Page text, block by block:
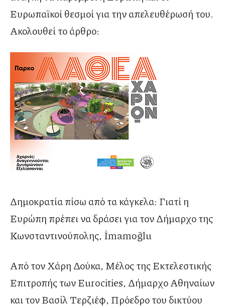
Ευρωπαϊκοί θεσμοί για την απελευθέρωσή του.
Ακολουθεί το άρθρο:
Δημοκρατία πίσω από τα κάγκελα: Γιατί η
Ευρώπη πρέπει να δράσει για τον Δήμαρχο της
Κωνσταντινούπολης, İmamoğlu
Από τον Χάρη Δούκα, Μέλος της Εκτελεστικής
Επιτροπής των Eurocities, Δήμαρχο Αθηναίων
και τον Βασίλ Τερζιέφ, Πρόεδρο του δικτύου